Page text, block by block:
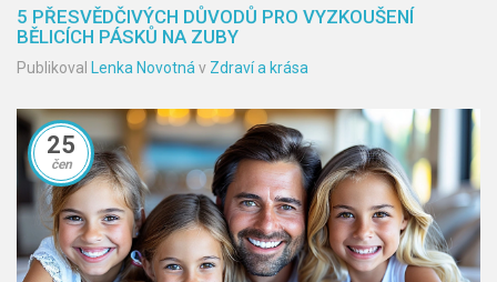
5 PŘESVĚDČIVÝCH DŮVODŮ PRO VYZKOUŠENÍ
BĚLICÍCH PÁSKŮ NA ZUBY
Publikoval Lenka Novotná v Zdraví a krása
25
čen